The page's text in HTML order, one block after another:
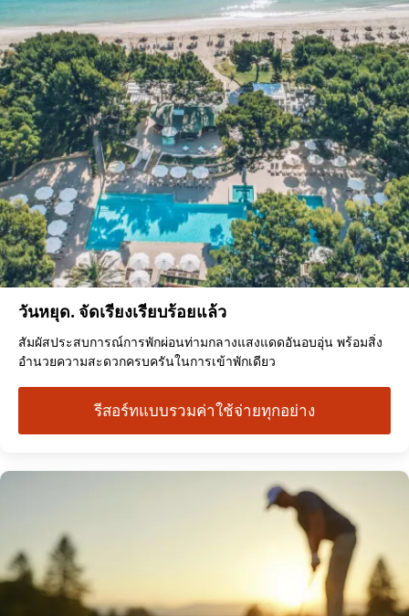
วันหยุด. จัดเรียงเรียบร้อยแล้ว
สัมผัสประสบการณ์การพักผ่อนท่ามกลางแสงแดดอันอบอุ่น พร้อมสิ่ง
อำนวยความสะดวกครบครันในการเข้าพักเดียว
รีสอร์ทแบบรวมค่าใช้จ่ายทุกอย่าง